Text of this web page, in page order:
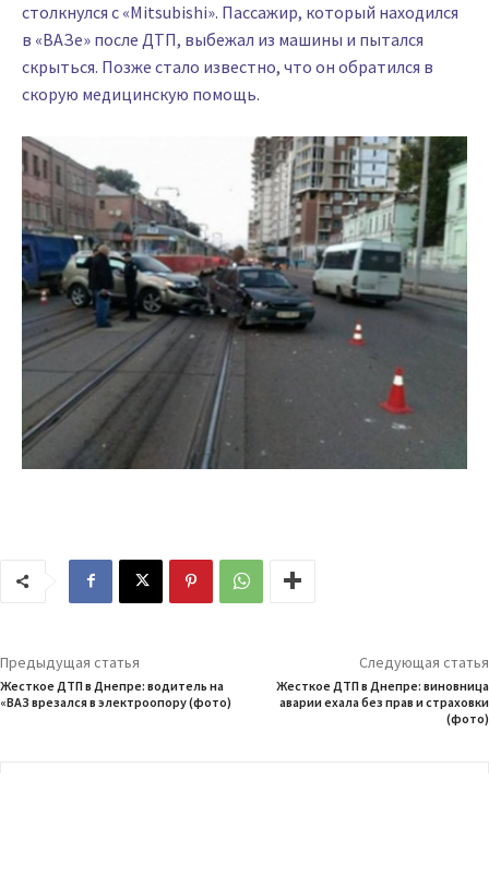
столкнулся с «Mitsubishі». Пассажир, который находился
в «ВАЗе» после ДТП, выбежал из машины и пытался
скрыться. Позже стало известно, что он обратился в
скорую медицинскую помощь.
Предыдущая статья
Жесткое ДТП в Днепре: водитель на
«ВАЗ врезался в электроопору (фото)
Следующая статья
Жесткое ДТП в Днепре: виновница
аварии ехала без прав и страховки
(фото)